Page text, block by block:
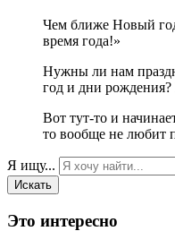
Чем ближе Новый
время года!»
Нужны ли нам
год и дни
Вот тут-то и
то вообще не любит
Я ищу...
Искать
Это интересно